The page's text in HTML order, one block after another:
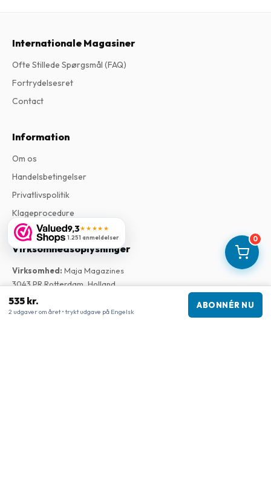
0
535 kr.
2 udgaver om året • trykt udgave på Engelsk
ABONNÉR NU
9,3★★★★★
1.251 anmeldelser
Internationale Magasiner
Ofte Stillede Spørgsmål (FAQ)
Fortrydelsesret
Contact
Information
Om os
Handelsbetingelser
Privatlivspolitik
Klageprocedure
Virksomhedsoplysninger
Virksomhed: Maja Magazines
3043 PR Rotterdam, Holland
Momsnummer
Handelskammer:27300515